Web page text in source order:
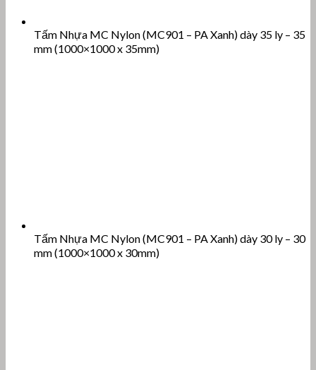
Tấm Nhựa MC Nylon (MC901 – PA Xanh) dày 35 ly – 35
mm (1000×1000 x 35mm)
Tấm Nhựa MC Nylon (MC901 – PA Xanh) dày 30 ly – 30
mm (1000×1000 x 30mm)